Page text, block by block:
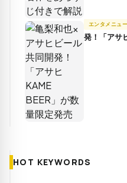
エンタメニュ
発！「アサ
HOT KEYWORDS